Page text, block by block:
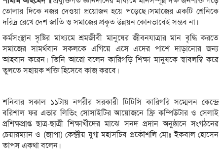
তোলার দিকে নজর দেওয়া প্রয়োজন হয়ে পড়েছে।সমাজের একটি শ্রেনিকে
দরিদ্র রেখে দেশ জাতি ও সমাজের প্রকৃত উন্নয়ন কোনভাবেই সম্ভব না।
কর্মসংস্থান সৃষ্টির মাধ্যমে শ্রমজীবী মানুষের জীবনযাত্রার মান বৃদ্ধি করতে
সমাজের সামর্থবান সকলকে এগিয়ে এসে এদের পাশে দাড়ানোর জন্য
আহবান করেন। তিনি আরো বলেন কারিগড়ি শিক্ষা মানুষকে স্বাবলম্বি করে
তুলতে সহায়ক শক্তি হিসেবে কাজ করবে।
শনিবার সকাল ১১টায় নগরীর সরকারী টিটিসি কারিগরি সম্মেলন কেন্দ্রে
বরিশাল ফর এভার লিভিং সোসাইটির আয়োজনে ফ্রি কম্পিউটার ও সেলাই
প্রশিক্ষপ্রাপ্ত ছাত্র-ছাত্রী শিক্ষার্খীদের মাঝে সনদ প্রদান অনুষ্ঠানে সংগঠনের
চেয়ারম্যান ও (জাপা) কেন্দ্রীয় যুগ্ম মহাসচিব প্রকৌশলি মোঃ ইকবাল হোসেন
তাপস একথা বলেন।